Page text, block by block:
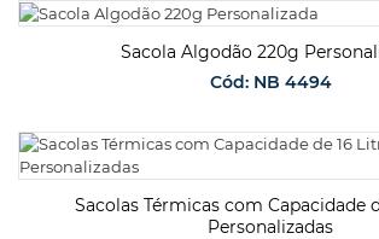
SOLICITAR ORÇAMENTO
Sacola Algodão 220g
Cód: NB 4494
SOLICITAR ORÇAMENTO
Sacolas Térmicas com Capacidade
Personalizadas